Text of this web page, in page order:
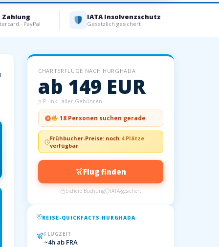
Zahlung
· PayPal
IATA Insolvenzschutz
Gesetzlich gesichert
CHARTERFLÜGE NACH HURGHADA
ab 149 EUR
p.P. inkl. aller Gebühren
18 Personen suchen gerade
Frühbucher-Preise: noch 4 Plätze
verfügbar
Flug finden
Sichere Buchung IATA-gesichert
REISE-QUICKFACTS HURGHADA
FLUGZEIT
~4h ab FRA